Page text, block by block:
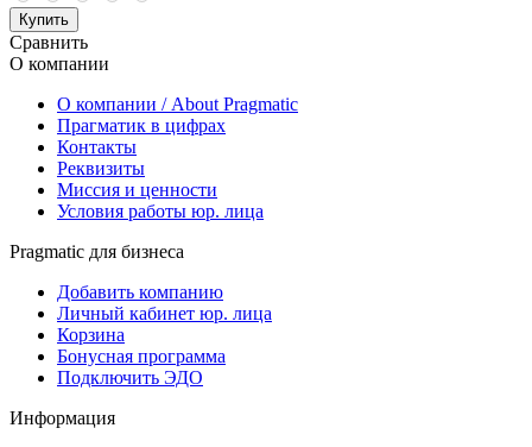
Купить
Сравнить
О компании
О компании / About Pragmatic
Прагматик в цифрах
Контакты
Реквизиты
Миссия и ценности
Условия работы юр. лица
Pragmatic для бизнеса
Добавить компанию
Личный кабинет юр. лица
Корзина
Бонусная программа
Подключить ЭДО
Информация